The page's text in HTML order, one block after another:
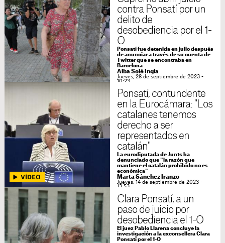
contra Ponsatí por un
delito de
desobediencia por el 1-
O
Ponsatí fue detenida en julio después
de anunciar a través de su cuenta de
Twitter que se encontraba en
Barcelona
Alba Solé Ingla
Jueves, 28 de septiembre de 2023 -
10:23
Ponsatí, contundente
en la Eurocámara: "Los
catalanes tenemos
derecho a ser
representados en
catalán"
La eurodiputada de Junts ha
denunciado que "la razón que
mantiene el catalán prohibido no es
económica"
Marta Sánchez Iranzo
Jueves, 14 de septiembre de 2023 -
13:53
Clara Ponsatí, a un
paso de juicio por
desobediencia el 1-O
El juez Pablo Llarena concluye la
investigación a la exconsellera Clara
Ponsatí por el 1-O